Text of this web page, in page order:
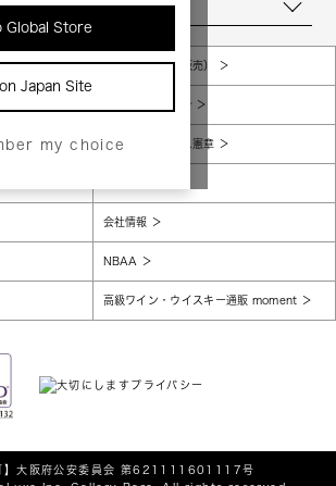
Global Store
Japan Site
my choice
販売規約（店頭販売）
個人情報保護方針
シー コンプライアンス憲章
会社情報
NBAA
高級ワイン・ウイスキー通販 moment
】大阪府公安委員会 第621111601117号